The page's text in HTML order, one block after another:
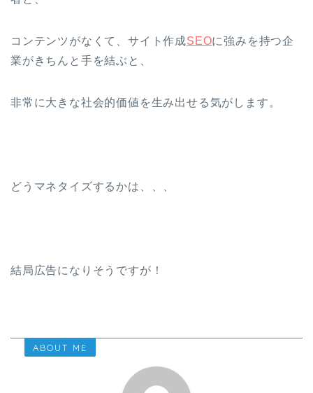
コンテンツがなくて、サイト作成SEOに強みを持つ企
業がきちんと手を結ぶと、
非常に大きな社会的価値を生み出せる気がします。
どうマネタイズするかは、、、
結局広告になりそうですが！
ABOUT ME